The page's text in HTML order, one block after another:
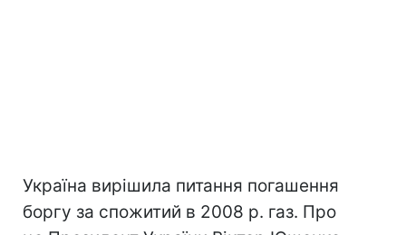
Україна вирішила питання погашення
боргу за спожитий в 2008 р. газ. Про